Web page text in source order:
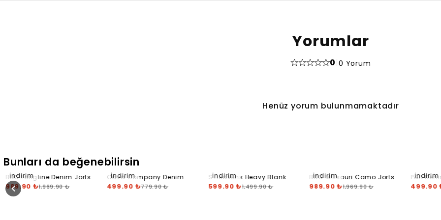
Yorumlar
0 0 Yorum
Henüz yorum bulunmamaktadır
Bunları da beğenebilirsin
İndirim
BDG Longline Denim Jorts -
Indigo
989.90 ₺1,969.90 ₺
İndirim
Cava Company Denim
Short
499.90 ₺779.90 ₺
İndirim
S.Heavens Heavy Blank
Short - Baby Blue
599.90 ₺1,499.90 ₺
İndirim
BDG Missouri Camo Jorts
989.90 ₺1,969.90 ₺
İndirim
P&B
Light
499.90